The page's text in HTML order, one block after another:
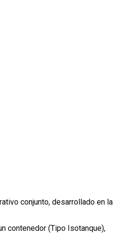
conjunto, desarrollado en la
contenedor (Tipo Isotanque),